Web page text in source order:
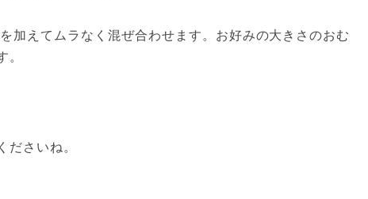
えてムラなく混ぜ合わせます。お好みの大きさのおむ
。
ださいね。